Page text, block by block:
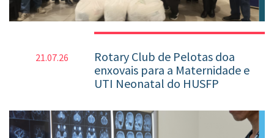
21.07.26
Rotary Club de Pelotas doa
enxovais para a Maternidade e
UTI Neonatal do HUSFP